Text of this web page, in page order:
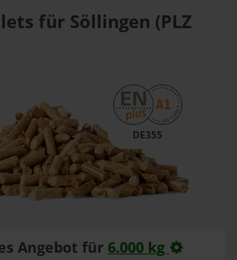
für Söllingen (PLZ
DE355
Angebot für 6.000 kg